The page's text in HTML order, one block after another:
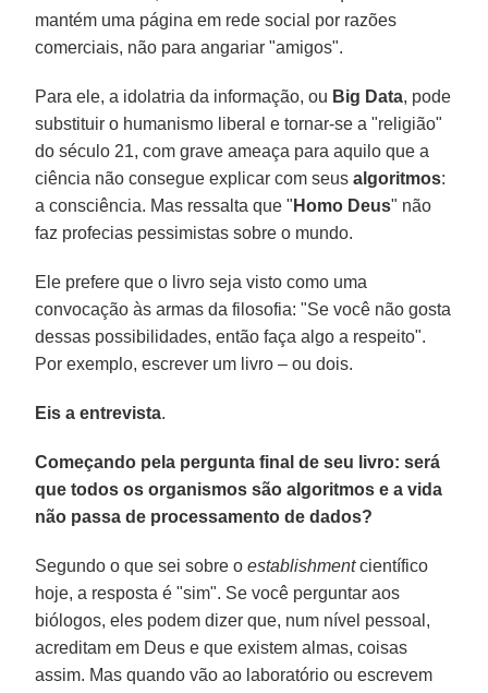
mantém uma página em rede social por razões
comerciais, não para angariar "amigos".
Para ele, a idolatria da informação, ou Big Data, pode
substituir o humanismo liberal e tornar-se a "religião"
do século 21, com grave ameaça para aquilo que a
ciência não consegue explicar com seusalgoritmos:
a consciência. Mas ressalta que " Homo Deus" não
faz profecias pessimistas sobre o mundo.
Ele prefere que o livro seja visto como uma
convocação às armas da filosofia: "Se você não gosta
dessas possibilidades, então faça algo a respeito".
Por exemplo, escrever um livro – ou dois.
Eis a entrevista.
Começando pela pergunta final de seu livro: será
que todos os organismos são algoritmos e a vida
não passa de processamento de dados?
Segundo o que sei sobre oestablishmentcientífico
hoje, a resposta é "sim". Se você perguntar aos
biólogos, eles podem dizer que, num nível pessoal,
acreditam em Deus e que existem almas, coisas
assim. Mas quando vão ao laboratório ou escrevem